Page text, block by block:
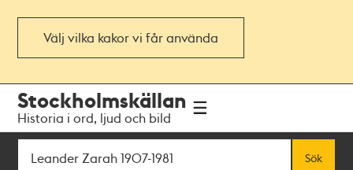
Välj vilka kakor vi får använda
navigationen
huvudinnehållet
Stockholmskällan
Historia i ord, ljud och bild
Sök
Sök